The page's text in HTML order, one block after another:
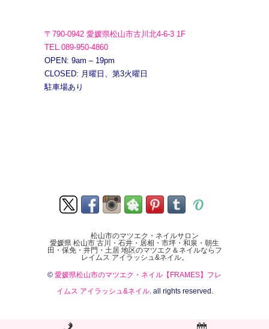
〒790-0942 愛媛県松山市古川北4-6-3 1F
TEL.089-950-4860
OPEN: 9am – 19pm
CLOSED: 月曜日、第3火曜日
駐車場あり
松山市のマツエク・ネイルサロン
愛媛県 松山市 古川・石井・居相・市坪・和泉・朝生
田・保免・井門・土居 地区のマツエク＆ネイルならフ
レイムス アイラッシュ&ネイル。
© 愛媛県松山市のマツエク・ネイル【FRAMES】フレ
イムス アイラッシュ&ネイル. all rights reserved.